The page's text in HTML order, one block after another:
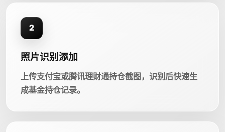
2
照片识别添加
上传支付宝或腾讯理财通持仓截图，识别后快速生
成基金持仓记录。